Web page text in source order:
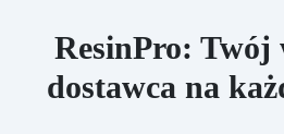
ResinPro:
dostawca na